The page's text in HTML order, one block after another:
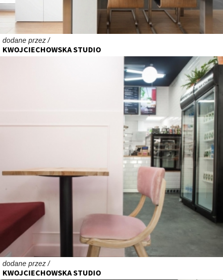
dodane przez /
KWOJCIECHOWSKA STUDIO
dodane przez /
KWOJCIECHOWSKA STUDIO